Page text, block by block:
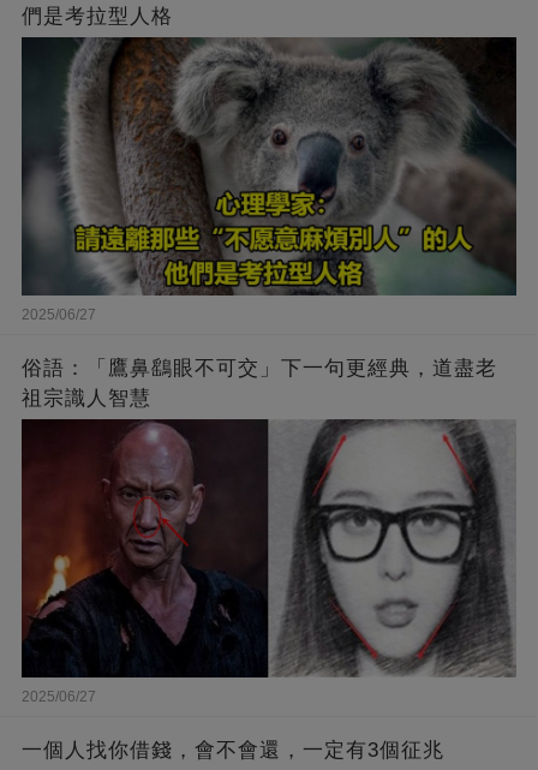
們是考拉型人格
2025/06/27
俗語：「鷹鼻鷂眼不可交」下一句更經典，道盡老
祖宗識人智慧
2025/06/27
一個人找你借錢，會不會還，一定有3個征兆